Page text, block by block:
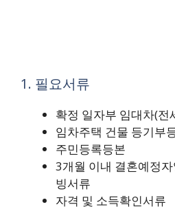
1. 필요서류
확정 일자부 임대차(전
임차주택 건물 등기부
주민등록등본
3개월 이내 결혼예정
빙서류
자격 및 소득확인서류